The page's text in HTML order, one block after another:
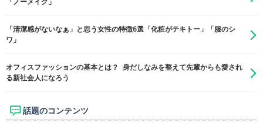
「ノーメイク」
「清潔感がないなぁ」と思う女性の特徴6選「化粧がテキトー」「服のシ
ワ」
オフィスファッションの基本とは？ 身だしなみを整えて先輩からも愛され
る新社会人になろう
話題のコンテンツ